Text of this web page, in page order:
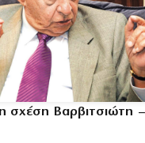
σχέση Βαρβιτσιώτη –